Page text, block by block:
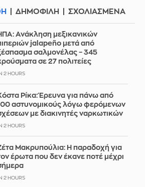
ΔΗΜΟΦΙΛΗ ΣΧΟΛΙΑΣΜΕΝΑ
Ανάκληση μεξικανικών
jalapeño μετά από
σαλμονέλας – 345
σε 27 πολιτείες
2 HOURS
Ρίκα: Έρευνα για πάνω από
αστυνομικούς λόγω φερόμενων
με διακινητές ναρκωτικών
2 HOURS
Μακρυπούλια: Η παραδοχή για
έρωτα που δεν έκανε ποτέ μέχρι
2 HOURS